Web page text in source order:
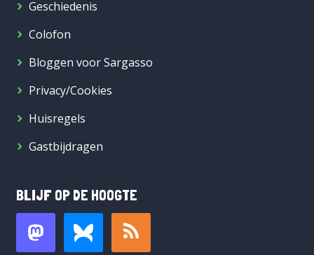
Geschiedenis
Colofon
Bloggen voor Sargasso
Privacy/Cookies
Huisregels
Gastbijdragen
BLIJF OP DE HOOGTE